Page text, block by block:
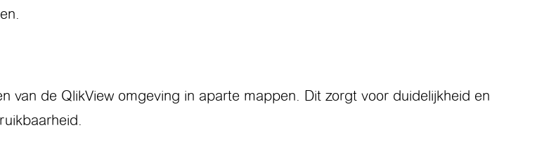
van de QlikView omgeving in aparte mappen. Dit zorgt voor duidelijkheid en